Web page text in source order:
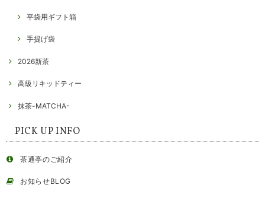
平袋用ギフト箱
手提げ袋
2026新茶
高級リキッドティー
抹茶-MATCHA-
PICK UP INFO
茶通亭のご紹介
お知らせBLOG